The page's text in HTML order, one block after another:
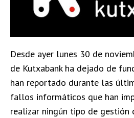
Desde ayer lunes 30 de
de Kutxabank ha dejado de
han reportado durante las
fallos informáticos que han
realizar ningún tipo de gestión